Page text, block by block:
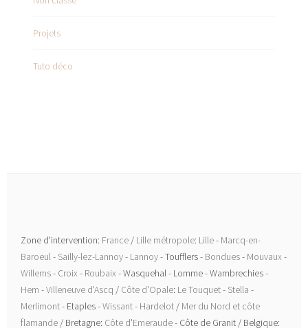
Projets
Tuto déco
Zone d'intervention: France / Lille métropole: Lille- Marcq-en-
Baroeul- Sailly-lez-Lannoy- Lannoy- Toufflers - Bondues- Mouvaux-
Willems- Croix- Roubaix- Wasquehal - Lomme - Wambrechies -
Hem -Villeneuve d'Ascq / Côte d'Opale: Le Touquet- Stella -
Merlimont- Etaples -Wissant- Hardelot / Mer du Nord et côte
flamande / Bretagne: Côte d'Emeraude- Côte de Granit / Belgique: